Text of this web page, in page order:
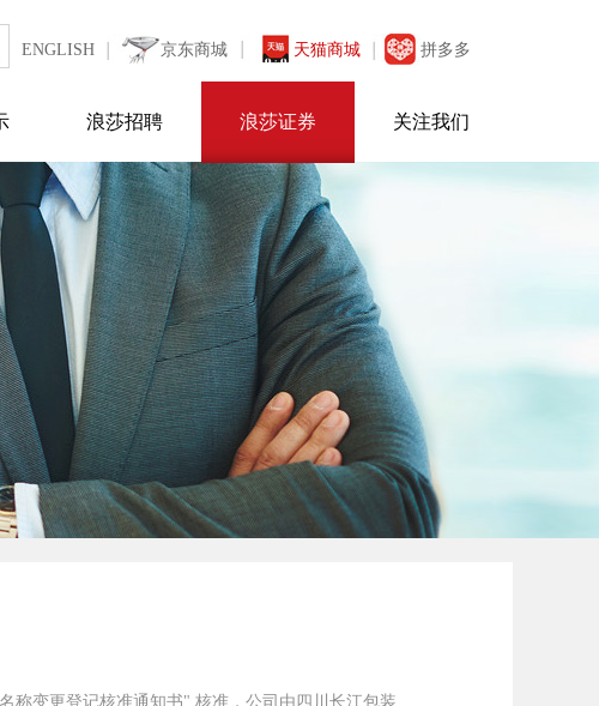
ENGLISH 京东商城 天猫商城 拼多多
浪莎招聘 浪莎证券 关注我们
称变更登记核准通知书" 核准，公司由四川长江包装